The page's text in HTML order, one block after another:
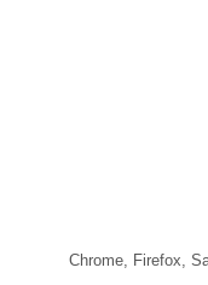
Chrome, Firefox,